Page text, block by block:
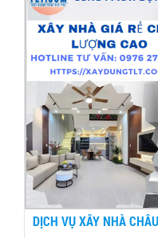
DỊCH VỤ XÂY NHÀ